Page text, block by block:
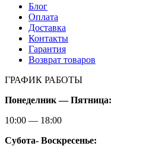
Блог
Оплата
Доставка
Контакты
Гарантия
Возврат товаров
ГРАФИК РАБОТЫ
Понеделник — Пятница:
10:00 — 18:00
Субота- Воскресенье: